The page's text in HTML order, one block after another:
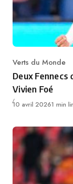
Category
Verts du Monde
Deux Fennecs
Vivien Foé
Publié
10 avril 20261 min